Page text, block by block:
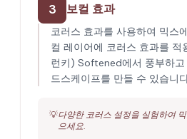
3 보컬 효과
코러스 효과를 사용하여 믹스
컬 레이어에 코러스 효과를 적
런키) Softened에서 풍부하고
드스케이프를 만들 수 있습니
💡다양한 코러스 설정을 실험하여
으세요.